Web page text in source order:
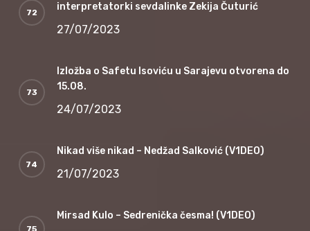
interpretatorki sevdalinke Zekija Čuturić
27/07/2023
Izložba o Safetu Isoviću u Sarajevu otvorena do
15.08.
24/07/2023
Nikad više nikad – Nedžad Salković (V1DEO)
21/07/2023
Mirsad Kulo – Sedrenička česma! (V1DEO)